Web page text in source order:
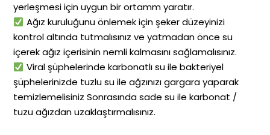
yerleşmesi için uygun bir ortamm yaratır.
Ağız kuruluğunu önlemek için şeker düzeyinizi
kontrol altında tutmalısınız ve yatmadan önce su
içerek ağız içerisinin nemli kalmasını sağlamalısınız.
Viral şüphelerinde karbonatlı su ile bakteriyel
şüphelerinizde tuzlu su ile ağzınızı gargara yaparak
temizlemelisiniz Sonrasında sade su ile karbonat /
tuzu ağızdan uzaklaştırmalısınız.